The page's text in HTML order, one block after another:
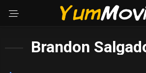
Brandon